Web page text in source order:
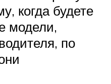
когда будете
модели,
по